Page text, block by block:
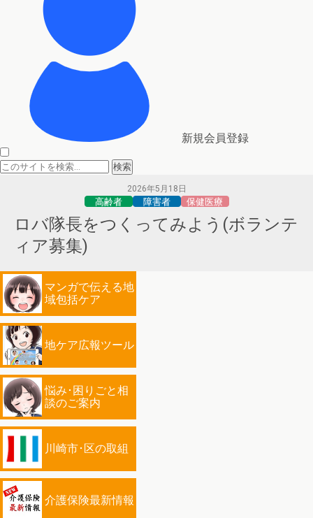
新規会員登録
2026年5月18日
高齢者 障害者 保健医療
ロバ隊長をつくってみよう(ボランテ
ィア募集)
マンガで伝える地
域包括ケア
地ケア広報ツール
悩み･困りごと相
談のご案内
川崎市･区の取組
介護保険最新情報